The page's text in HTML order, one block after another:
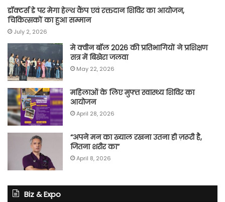
डॉक्टर्स डे पर मेगा हेल्थ कैंप एवं रक्तदान शिविर का आयोजन,
चिकित्सकों का हुआ सम्मान
July 2, 2026
मे क्वीन बॉल 2026 की प्रतिभागियों ने प्रशिक्षण
सत्र में बिखेरा जलवा
May 22, 2026
महिलाओं के लिए मुफ्त स्वास्थ्य शिविर का
आयोजन
April 28, 2026
“अपने मन का ख्याल रखना उतना ही ज़रूरी है,
जितना शरीर का”
April 8, 2026
Biz & Expo